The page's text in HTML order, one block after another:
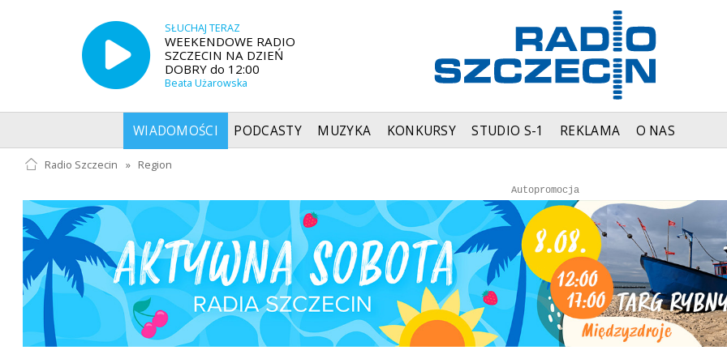
SŁUCHAJ TERAZ
WEEKENDOWE RADIO
SZCZECIN NA DZIEŃ
DOBRY do 12:00
Beata Użarowska
WIADOMOŚCI PODCASTY MUZYKA KONKURSY STUDIO S-1 REKLAMA O NAS
Radio Szczecin » Region
Autopromocja
Autopromocja
Reklama